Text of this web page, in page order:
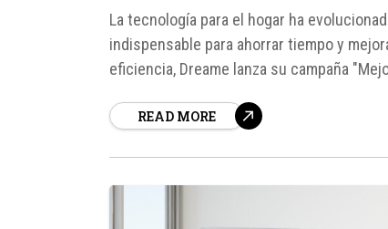
La tecnología para el hogar ha
indispensable para ahorrar tiempo y
eficiencia, Dreame lanza su campaña
READ MORE